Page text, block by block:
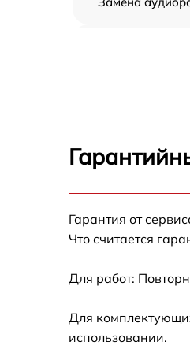
Прошивка
32D3863
Замена
Гарантия от
Что считается
Для работ:
Для
использовании.